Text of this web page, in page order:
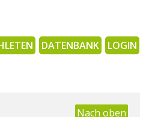
DATENBANK LOGIN
Nach oben